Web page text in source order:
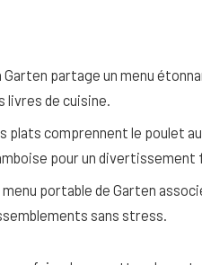
Garten partage un menu
livres de cuisine.
plats comprennent le poulet
pour un divertissement
portable de Garten
sans stress.